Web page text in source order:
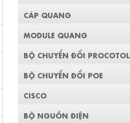
CÁP QUANG
MODULE QUANG
BỘ CHUYỂN ĐỔI PROCOTOL
BỘ CHUYỂN ĐỔI POE
CISCO
BỘ NGUỒN ĐIỆN